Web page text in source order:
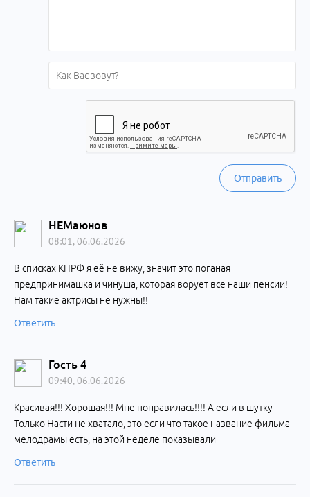
Отправить
НЕМаюнов
08:01, 06.06.2026
В списках КПРФ я её не вижу, значит это поганая
предпринимашка и чинуша, которая ворует все наши пенсии!
Нам такие актрисы не нужны!!
Ответить
Гость 4
09:40, 06.06.2026
Красивая!!! Хорошая!!! Мне понравилась!!!! А если в шутку
Только Насти не хватало, это если что такое название фильма
мелодрамы есть, на этой неделе показывали
Ответить